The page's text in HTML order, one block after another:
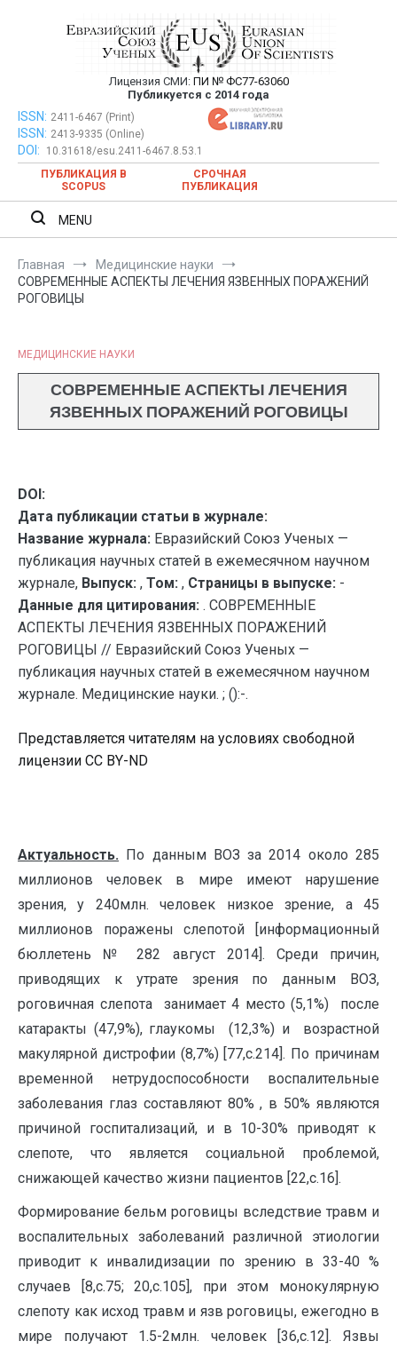
Евразийский Союз Ученых —
публикация научных статей в
ежемесячном научном журнале
Лицензия СМИ: ПИ № ФС77-63060
Публикуется с 2014 года
Евразийский Союз Ученых — публикация научных статей в
ежемесячном научном журнале
ISSN: 2411-6467 (Print)
ISSN: 2413-9335 (Online)
DOI:
10.31618/esu.2411-6467.8.53.1
ПУБЛИКАЦИЯ В
SCOPUS
СРОЧНАЯ
ПУБЛИКАЦИЯ
MENU
Главная
Медицинские науки
СОВРЕМЕННЫЕ АСПЕКТЫ ЛЕЧЕНИЯ ЯЗВЕННЫХ ПОРАЖЕНИЙ
РОГОВИЦЫ
МЕДИЦИНСКИЕ НАУКИ
СОВРЕМЕННЫЕ АСПЕКТЫ ЛЕЧЕНИЯ
ЯЗВЕННЫХ ПОРАЖЕНИЙ РОГОВИЦЫ
DOI:
Дата публикации статьи в журнале:
Название журнала: Евразийский Союз Ученых —
публикация научных статей в ежемесячном научном
журнале, Выпуск: , Том: , Страницы в выпуске: -
Данные для цитирования: . СОВРЕМЕННЫЕ
АСПЕКТЫ ЛЕЧЕНИЯ ЯЗВЕННЫХ ПОРАЖЕНИЙ
РОГОВИЦЫ // Евразийский Союз Ученых —
публикация научных статей в ежемесячном научном
журнале. Медицинские науки. ; ():-.
Представляется читателям на условиях свободной
лицензии CC BY-ND
Актуальность. По данным ВОЗ за 2014 около 285
миллионов человек в мире имеют нарушение
зрения, у 240млн. человек низкое зрение, а 45
миллионов поражены слепотой [информационный
бюллетень № 282 август 2014]. Среди причин,
приводящих к утрате зрения по данным ВОЗ,
роговичная слепота занимает 4 место (5,1%) после
катаракты (47,9%), глаукомы (12,3%) и возрастной
макулярной дистрофии (8,7%) [77,c.214]. По причинам
временной нетрудоспособности воспалительные
заболевания глаз составляют 80% , в 50% являются
причиной госпитализаций, и в 10-30% приводят к
слепоте, что является социальной проблемой,
снижающей качество жизни пациентов [22,с.16].
Формирование бельм роговицы вследствие травм и
воспалительных заболеваний различной этиологии
приводит к инвалидизации по зрению в 33-40 %
случаев [8,с.75; 20,с.105], при этом монокулярную
слепоту как исход травм и язв роговицы, ежегодно в
мире получают 1.5-2млн. человек [36,с.12]. Язвы